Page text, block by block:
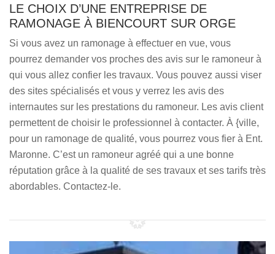
LE CHOIX D’UNE ENTREPRISE DE
RAMONAGE À BIENCOURT SUR ORGE
Si vous avez un ramonage à effectuer en vue, vous
pourrez demander vos proches des avis sur le ramoneur à
qui vous allez confier les travaux. Vous pouvez aussi viser
des sites spécialisés et vous y verrez les avis des
internautes sur les prestations du ramoneur. Les avis client
permettent de choisir le professionnel à contacter. À {ville,
pour un ramonage de qualité, vous pourrez vous fier à Ent.
Maronne. C’est un ramoneur agréé qui a une bonne
réputation grâce à la qualité de ses travaux et ses tarifs très
abordables. Contactez-le.